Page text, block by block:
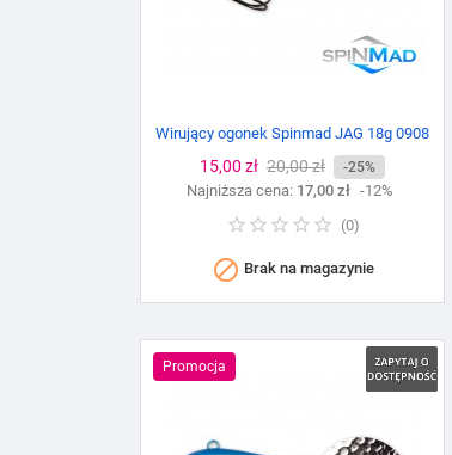
Wirujący ogonek Spinmad JAG 18g 0908
Cena
15,00 zł Cena
podstawowa
20,00 zł -25%
Najniższa cena: 17,00 zł -12%
(0)
 Brak na magazynie
Promocja